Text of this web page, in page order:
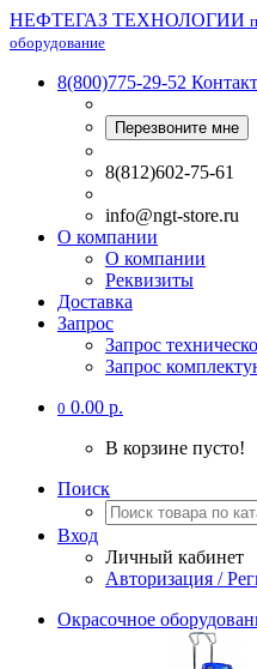
НЕФТЕГАЗ ТЕХНОЛОГИИ
оборудование
8(800)775-29-52
Перезвоните мне
8(812)602-75-61
info@ngt-store.ru
О компании
О компании
Реквизиты
Доставка
Запрос
Запрос
Запрос
0 0.00 р.
В корзине пусто!
Поиск
Вход
Личный кабинет
Авторизация /
Окрасочное